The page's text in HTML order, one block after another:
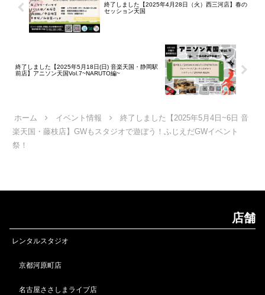
終了しました【2025年4月28日（火）西三河店】春の
セッション天国
終了しました【2025年5月18日(日) 音楽天国・静岡駅
前店】アニソン天国Vol.7~NARUTO編~
ホーム イベント情報
終了しました【2025年5月4日~6日 音
楽天国・藤枝店】GWもスタジオで遊ぼう！ふじえだGWイベント
祭！
店舗
レンタルスタジオ
京都河原町店
名古屋ささしまライブ店